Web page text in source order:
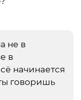
не в
в
начинается
говоришь